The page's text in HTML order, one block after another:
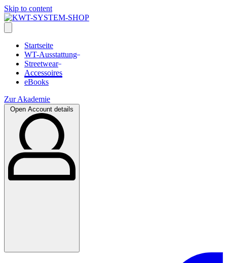
Skip to content
Startseite
WT-Ausstattung
Streetwear
Accessoires
eBooks
Zur Akademie
Open Account details